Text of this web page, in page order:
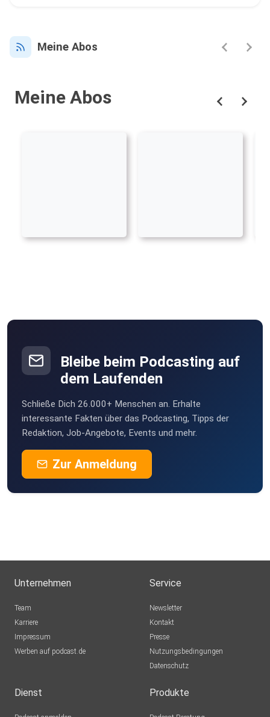
Meine Abos
Meine Abos
Bleibe beim Podcasting auf
dem Laufenden
Schließe Dich 26.000+ Menschen an. Erhalte
interessante Fakten über das Podcasting, Tipps der
Redaktion, Job-Angebote, Events und mehr.
Zur Anmeldung
Unternehmen
Team
Karriere
Impressum
Werben auf podcast.de
Service
Newsletter
Kontakt
Presse
Nutzungsbedingungen
Datenschutz
Dienst Produkte